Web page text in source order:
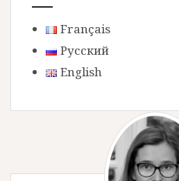
Français
Русский
English